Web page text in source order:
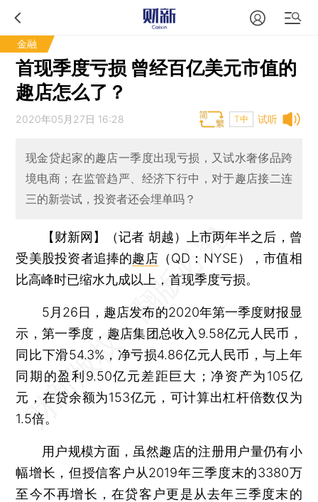
金融
首现季度亏损 曾经百亿美元市值的
趣店怎么了？
试听
2020年05月27日 16:28 T中
现金贷起家的趣店一季度出现亏损，又试水奢侈品跨
境电商；在监管趋严、经济下行中，对于趣店接二连
三的新尝试，投资者还会埋单吗？
【财新网】（记者 胡越）
上市两年半之后，曾
受美股投资者追捧的趣店（QD：NYSE），市值相
比高峰时已缩水九成以上，首现季度亏损。
5月26日，趣店发布的2020年第一季度财报显
示，第一季度，趣店集团总收入9.58亿元人民币，
同比下滑54.3%，净亏损4.86亿元人民币，与上年
同期的盈利9.50亿元差距巨大；净资产为105亿
元，在贷余额为153亿元，可计算出杠杆倍数仅为
1.5倍。
用户规模方面，虽然趣店的注册用户量仍有小
幅增长，但授信客户从2019年三季度末的3380万
至今不再增长，在贷客户更是从去年三季度末的